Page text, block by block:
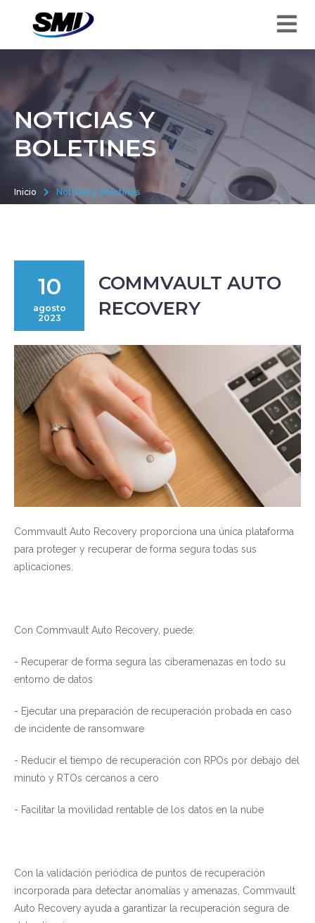
NOTICIAS Y
BOLETINES
Inicio Noticias y Boletines
10
agosto
2023
COMMVAULT AUTO
RECOVERY
Commvault Auto Recovery proporciona una única plataforma
para proteger y recuperar de forma segura todas sus
aplicaciones.
Con Commvault Auto Recovery, puede:
- Recuperar de forma segura las ciberamenazas en todo su
entorno de datos
- Ejecutar una preparación de recuperación probada en caso
de incidente de ransomware
- Reducir el tiempo de recuperación con RPOs por debajo del
minuto y RTOs cercanos a cero
- Facilitar la movilidad rentable de los datos en la nube
Con la validación periódica de puntos de recuperación
incorporada para detectar anomalías y amenazas, Commvault
Auto Recovery ayuda a garantizar la recuperación segura de